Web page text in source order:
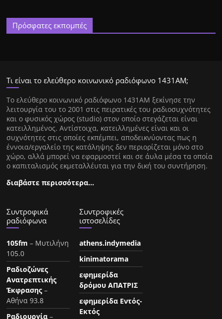
Πρόσφατες εκπομπές
Τι είναι το ελεύθερο κοινωνικό ραδιόφωνο 1431ΑΜ;
Tο ελεύθερο κοινωνικό ραδιόφωνο 1431AM ξεκίνησε την
λειτουργία του το 2001 στις πειρατικές του ραδιοσυχνότητες
και ο φυσικός χώρος (studio) στον οποίο στεγάζεται είναι
κατειλλημένος. Αντίστοιχα, κατειλλημένες είναι και οι
συχνότητες στις οποίες εκπέμπει, αποδεικνύοντας πως η
έννοια/εργαλείο της κατάληψης δεν περιορίζεται μόνο στο
χώρο, αλλά μπορεί να εφαρμοστεί και σε άυλα μέσα τα οποία
ο καπιταλισμός εκμεταλλέυται για την δική του συντήρηση.
διαβάστε περισσότερα…
Συντροφικά
ραδιόφωνα
105fm – Μυτιλήνη
105.0
Ραδιοζώνες
Ανατρεπτικής
Έκφρασης –
Αθήνα 93.8
Ραδιουργία –
Συντροφικές
ιστοσελίδες
athens.indymedia
kinimatorama
εφημερίδα
δρόμου ΑΠΑΤΡΙΣ
εφημερίδα Εντός-
Εκτός